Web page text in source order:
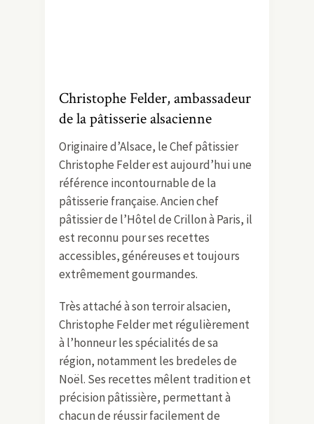
Christophe Felder, ambassadeur
de la pâtisserie alsacienne
Originaire d’Alsace, le Chef pâtissier
Christophe Felder est aujourd’hui une
référence incontournable de la
pâtisserie française. Ancien chef
pâtissier de l’Hôtel de Crillon à Paris, il
est reconnu pour ses recettes
accessibles, généreuses et toujours
extrêmement gourmandes.
Très attaché à son terroir alsacien,
Christophe Felder met régulièrement
à l’honneur les spécialités de sa
région, notamment les bredeles de
Noël. Ses recettes mêlent tradition et
précision pâtissière, permettant à
chacun de réussir facilement de